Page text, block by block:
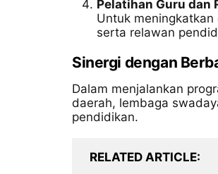
Pelatihan Guru dan
Untuk
serta relawan
Sinergi dengan
Dalam menjalankan
daerah, lembaga
pendidikan.
RELATED ARTICLE